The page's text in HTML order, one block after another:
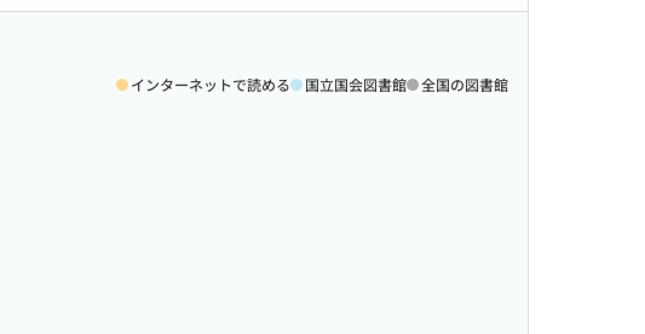
インターネットで読める 国立国会図書館 全国の図書館